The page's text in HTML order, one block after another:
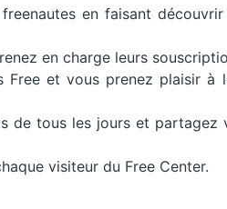
en faisant
en charge leurs
Free et vous prenez plaisir à
de tous les jours et partagez
visiteur du Free Center.